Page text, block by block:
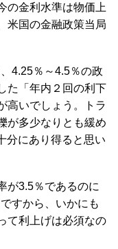
の金利水準は物価上
米国の金融政策当局
4.25％～4.5％の政
た「年内２回の利下
高いでしょう。トラ
が多少なりとも緩め
分にあり得ると思い
が3.5％であるのに
すから、いかにも
て利上げは必須なの